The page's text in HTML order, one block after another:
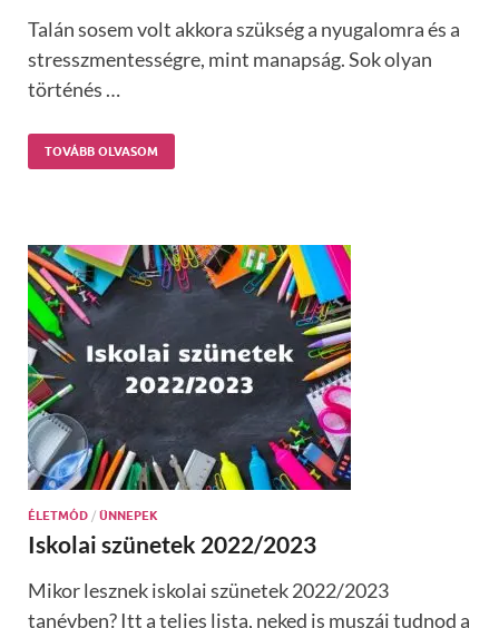
Talán sosem volt akkora szükség a nyugalomra és a
stresszmentességre, mint manapság. Sok olyan
történés …
TOVÁBB OLVASOM
ÉLETMÓD / ÜNNEPEK
Iskolai szünetek 2022/2023
Mikor lesznek iskolai szünetek 2022/2023
tanévben? Itt a teljes lista, neked is muszáj tudnod a